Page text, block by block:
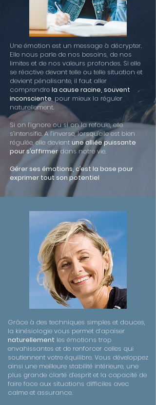
Une émotion est un message à décrypter.
Elle nous parle de nos besoins, de nos
limites et de nos valeurs profondes. Si elle
se réactive devant telle ou telle situation et
devient pénalisante, il faut aller
comprendre la cause racine, souvent
inconsciente, pour mieux la réguler
naturellement.
Si on l’ignore ou si on la refoule, elle
s’intensifie. A l’inverse, lorsqu’elle est bien
régulée, elle devient une alliée puissante
pour s’affirmerdans notre vie.
Gérer ses émotions, c’est la base pour
exprimer tout son potentiel
Grâce à des techniques simples et douces,
la kinésiologie vous permet d’apaiser
naturellement les émotions trop
envahissantes et de renforcer celles qui
soutiennent votre équilibre. Vous développez
ainsi une meilleure stabilité intérieure, une
plus grande clarté d’esprit et la capacité de
faire face aux situations difficiles avec
calme et assurance.